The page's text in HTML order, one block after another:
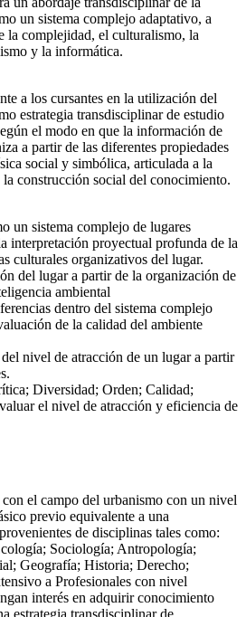
un sistema complejo adaptativo, a
la complejidad, el culturalismo, la
y la informática.
a los cursantes en la utilización del
estrategia transdisciplinar de estudio
el modo en que la información de
a partir de las diferentes propiedades
social y simbólica, articulada a la
construcción social del conocimiento.
un sistema complejo de lugares
interpretación proyectual profunda de la
culturales organizativos del lugar.
del lugar a partir de la organización de
ambiental
dentro del sistema complejo
de la calidad del ambiente
nivel de atracción de un lugar a partir
Diversidad; Orden; Calidad;
el nivel de atracción y eficiencia de
el campo del urbanismo con un nivel
previo equivalente a una
de disciplinas tales como:
Sociología; Antropología;
Geografía; Historia; Derecho;
a Profesionales con nivel
interés en adquirir conocimiento
estrategia transdisciplinar de